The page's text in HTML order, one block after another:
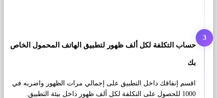
3
حساب التكلفة لكل ألف ظهور لتطبيق الهاتف المحمول الخاص
بك
اقسم إنفاقك داخل التطبيق على إجمالي مرات الظهور واضربه في
1000 للحصول على التكلفة لكل ألف ظهور داخل بيئة التطبيق.